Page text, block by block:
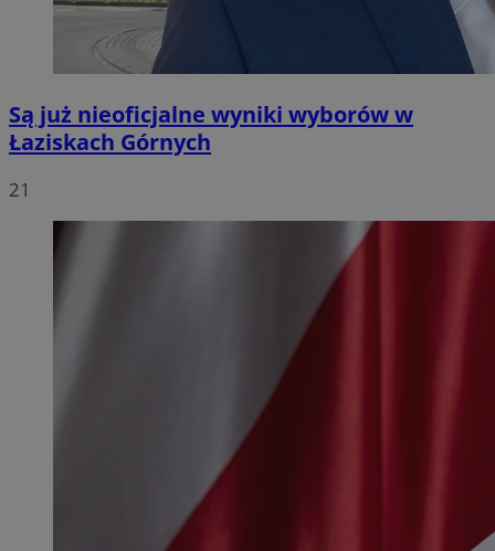
Są już nieoficjalne wyniki wyborów w
Łaziskach Górnych
21